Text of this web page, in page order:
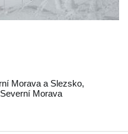
Morava a Slezsko,
Severní Morava